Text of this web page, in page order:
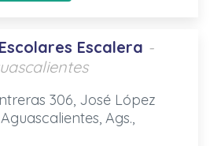
Escalera -
306, José López
Ags.,